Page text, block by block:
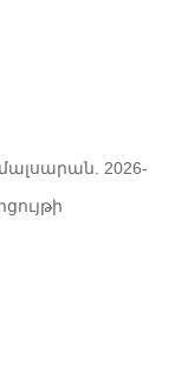
2026-